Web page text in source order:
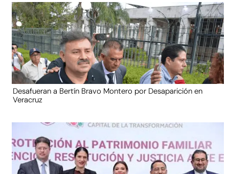
Desafueran a Bertín Bravo Montero por Desaparición en
Veracruz